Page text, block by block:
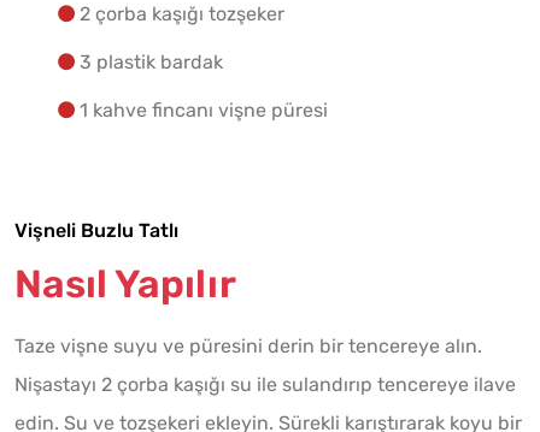
2 çorba kaşığı tozşeker
3 plastik bardak
1 kahve fincanı vişne püresi
Vişneli Buzlu Tatlı
Nasıl Yapılır
Taze vişne suyu ve püresini derin bir tencereye alın.
Nişastayı 2 çorba kaşığı su ile sulandırıp tencereye ilave
edin. Su ve tozşekeri ekleyin. Sürekli karıştırarak koyu bir